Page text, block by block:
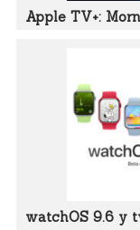
Apple TV+:
watchOS 9.6 y